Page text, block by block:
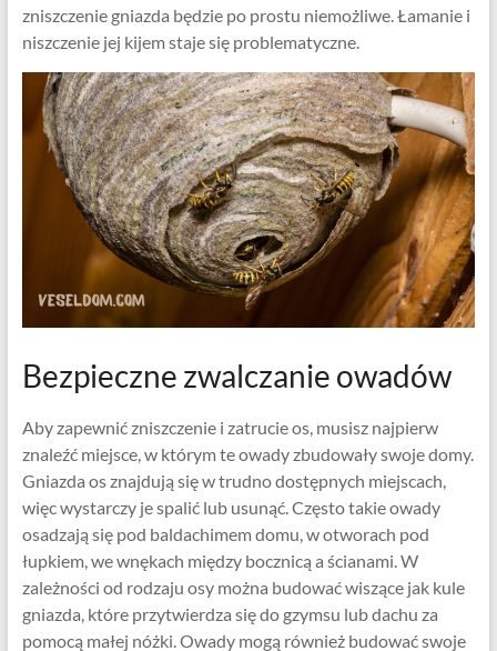
zniszczenie gniazda będzie po prostu niemożliwe. Łamanie i
niszczenie jej kijem staje się problematyczne.
Bezpieczne zwalczanie owadów
Aby zapewnić zniszczenie i zatrucie os, musisz najpierw
znaleźć miejsce, w którym te owady zbudowały swoje domy.
Gniazda os znajdują się w trudno dostępnych miejscach,
więc wystarczy je spalić lub usunąć. Często takie owady
osadzają się pod baldachimem domu, w otworach pod
łupkiem, we wnękach między bocznicą a ścianami. W
zależności od rodzaju osy można budować wiszące jak kule
gniazda, które przytwierdza się do gzymsu lub dachu za
pomocą małej nóżki. Owady mogą również budować swoje